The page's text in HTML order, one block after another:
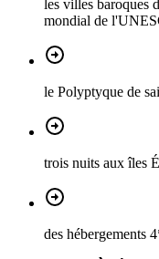
les villes baroques
mondial de
le Polyptyque de
trois nuits aux îles
des hébergements